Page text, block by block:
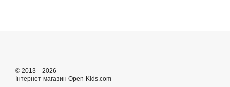
© 2013—2026
Інтернет-магазин Open-Kids.com